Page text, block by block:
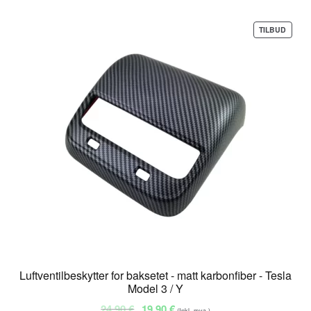
TILBUD
PÅ
Luftventilbeskytter for baksetet - matt karbonfiber - Tesla
Model 3 / Y
OpprinneligNåværende